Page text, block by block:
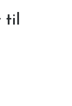
til